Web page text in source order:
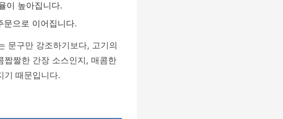
이 높아집니다.
문으로 이어집니다.
문구만 강조하기보다, 고기의
짭짤한 간장 소스인지, 매콤한
기 때문입니다.